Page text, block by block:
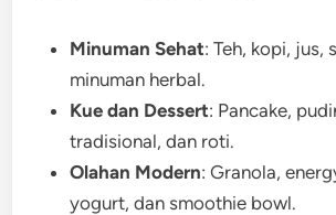
Minuman Sehat: Teh, kopi, jus,
minuman herbal.
Kue dan Dessert: Pancake,
tradisional, dan roti.
Olahan Modern: Granola,
yogurt, dan smoothie bowl.